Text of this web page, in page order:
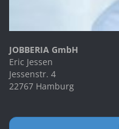
JOBBERIA GmbH
Eric Jessen
Jessenstr. 4
22767 Hamburg